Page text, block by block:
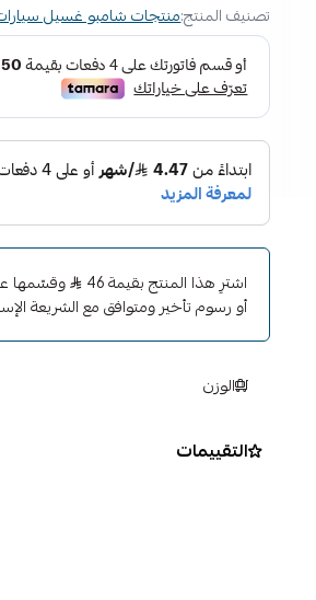
يعزز اللمعان واللمعان أثناء الغسيل
تقنية الكارنوبا والبوليمر الصناعي
يترك لمعاناً عميقاً ولامعاً بعد شمعه
عمل رغوة لا يصدق يزيل الأوساخ
ميجوايرز ألتيميت واكس وشمع هو
واللمعان وإضافة اللمعان إلى تشطيب
تكون منتجات "الغسيل والشمع"
الآن! مزيج ميجواير الهجين من شمع
ويوفر الحماية
تصنيف المنتج:منتجات شامبو غسيل
اشترِ هذا المنتج بقيمة 46
أو رسوم تأخير ومتوافق مع الشريعة
الوزن
التقييمات